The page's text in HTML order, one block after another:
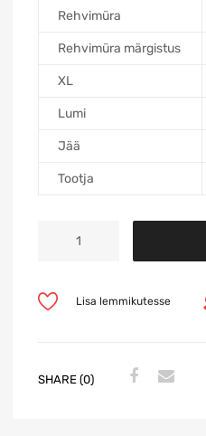
Rehvimüra
Rehvimüra märgistus
XL
Lumi
Jää
Tootja
Lisa lemmikutesse
SHARE (0)